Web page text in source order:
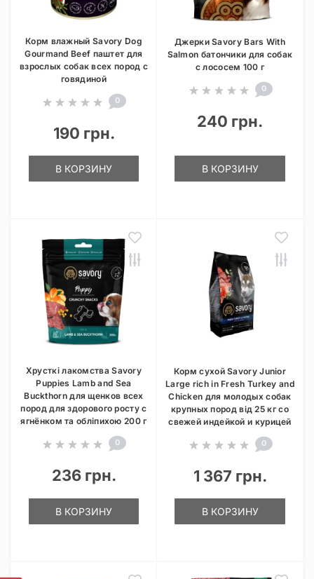
Корм влажный Savory Dog
Gourmand Beef паштет для
взрослых собак всех пород с
говядиной
0
190 грн.
В КОРЗИНУ
Джерки Savory Bars With
Salmon батончики для собак
с лососем 100 г
0
240 грн.
В КОРЗИНУ
Хрусткі лакомства Savory
Puppies Lamb and Sea
Buckthorn для щенков всех
пород для здорового росту с
ягнёнком та обліпихою 200 г
0
236 грн.
В КОРЗИНУ
Корм сухой Savory Junior
Large rich in Fresh Turkey and
Chicken для молодых собак
крупных пород від 25 кг со
свежей индейкой и курицей
0
1 367 грн.
В КОРЗИНУ